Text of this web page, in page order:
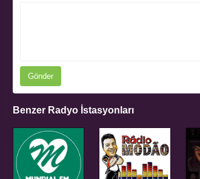
Gönder
Benzer Radyo İstasyonları